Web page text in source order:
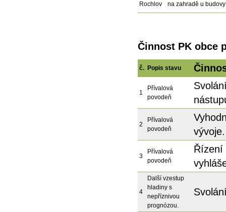
Rochlov na zahradě u
Činnost PK obce
č. Popis stavu
1
Přívalová
povodeň
2
Přívalová
povodeň
3
Přívalová
povodeň
Řízení
4
Další vzestup
hladiny s
nepříznivou
prognózou.